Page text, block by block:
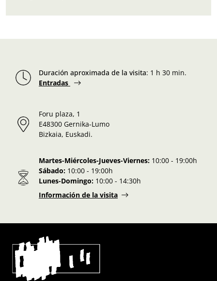
Duración aproximada de la visita: 1 h 30 min.
Entradas
Foru plaza, 1
E48300 Gernika-Lumo
Bizkaia, Euskadi.
Martes-Miércoles-Jueves-Viernes: 10:00 - 19:00h
Sábado: 10:00 - 19:00h
Lunes-Domingo: 10:00 - 14:30h
Información de la visita